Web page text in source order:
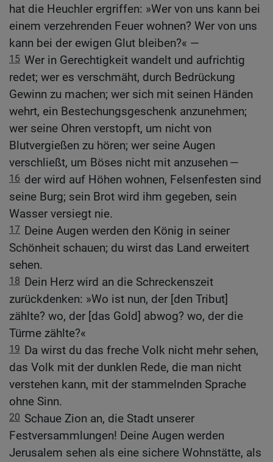
hat die Heuchler ergriffen: »Wer von uns kann bei
einem verzehrenden Feuer wohnen? Wer von uns
kann bei der ewigen Glut bleiben?« —
15 Wer in Gerechtigkeit wandelt und aufrichtig
redet; wer es verschmäht, durch Bedrückung
Gewinn zu machen; wer sich mit seinen Händen
wehrt, ein Bestechungsgeschenk anzunehmen;
wer seine Ohren verstopft, um nicht von
Blutvergießen zu hören; wer seine Augen
verschließt, um Böses nicht mit anzusehen —
16 der wird auf Höhen wohnen, Felsenfesten sind
seine Burg; sein Brot wird ihm gegeben, sein
Wasser versiegt nie.
17 Deine Augen werden den König in seiner
Schönheit schauen; du wirst das Land erweitert
sehen.
18 Dein Herz wird an die Schreckenszeit
zurückdenken: »Wo ist nun, der [den Tribut]
zählte? wo, der [das Gold] abwog? wo, der die
Türme zählte?«
19 Da wirst du das freche Volk nicht mehr sehen,
das Volk mit der dunklen Rede, die man nicht
verstehen kann, mit der stammelnden Sprache
ohne Sinn.
20 Schaue Zion an, die Stadt unserer
Festversammlungen! Deine Augen werden
Jerusalem sehen als eine sichere Wohnstätte, als